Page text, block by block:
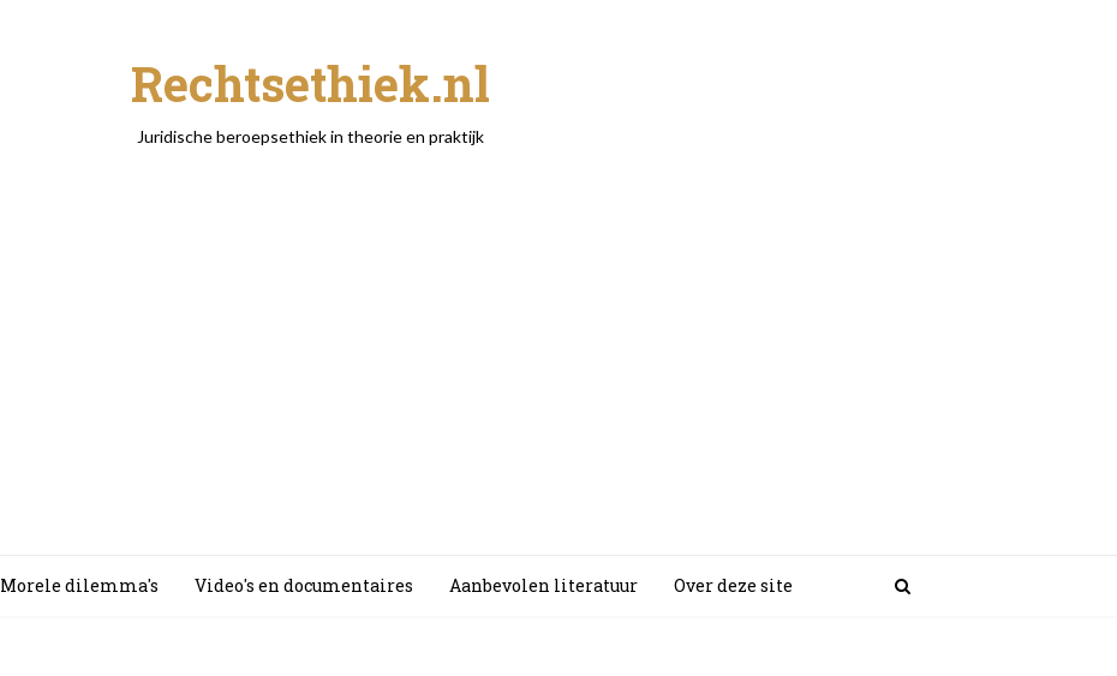
Rechtsethiek.nl
Juridische beroepsethiek in theorie en praktijk
Morele dilemma's Video's en documentaires Aanbevolen literatuur Over deze site